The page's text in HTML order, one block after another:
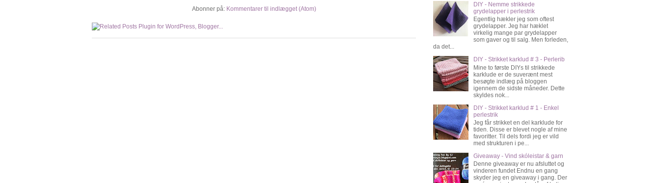
Abonner på: Kommentarer til indlægget (Atom)
DIY - Nemme strikkede
grydelapper i perlestrik
Egentlig hækler jeg som oftest
grydelapper. Jeg har hæklet
virkelig mange par grydelapper
som gaver og til salg. Men forleden,
da det...
DIY - Strikket karklud # 3 - Perlerib
Mine to første DIYs til strikkede
karklude er de suverænt mest
besøgte indlæg på bloggen
igennem de sidste måneder. Dette
skyldes nok...
DIY - Strikket karklud # 1 - Enkel
perlestrik
Jeg får strikket en del karklude for
tiden. Disse er blevet nogle af mine
favoritter. Til dels fordi jeg er vild
med strukturen i pe...
Giveaway - Vind skóleistar & garn
Denne giveaway er nu afsluttet og
vinderen fundet Endnu en gang
skyder jeg en giveaway i gang. Der